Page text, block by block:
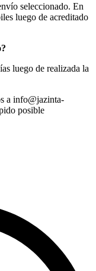
seleccionado. En
luego de acreditado
luego de realizada la
a info@jazinta-
posible